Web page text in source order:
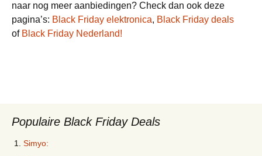
naar nog meer aanbiedingen? Check dan ook deze
pagina’s: Black Friday elektronica, Black Friday deals
of Black Friday Nederland!
Populaire Black Friday Deals
Simyo: